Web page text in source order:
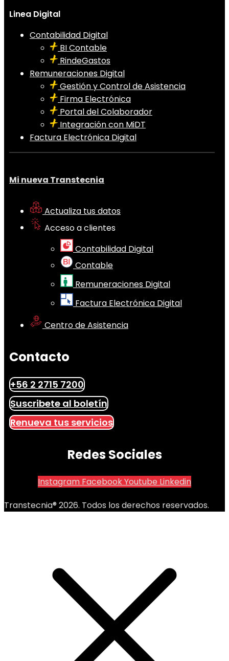
Linea Digital
Contabilidad Digital
BI Contable
RindeGastos
Remuneraciones Digital
Gestión y Control de Asistencia
Firma Electrónica
Portal del Colaborador
Integración con MiDT
Factura Electrónica Digital
Mi nueva Transtecnia
Actualiza tus datos
Acceso a clientes
Contabilidad Digital
Contable
Remuneraciones Digital
Factura Electrónica Digital
Centro de Asistencia
Contacto
+56 2 2715 7200
Suscribete al boletín
Renueva tus servicios
Redes Sociales
Instagram FacebookYoutube Linkedin
Transtecnia® 2026. Todos los derechos reservados.